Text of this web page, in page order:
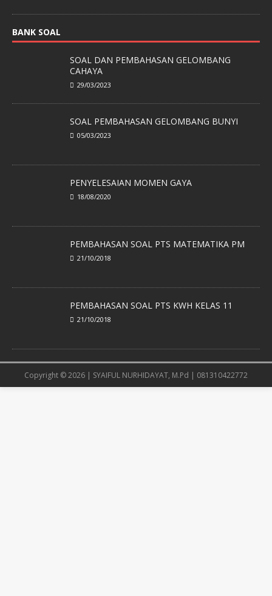
29/03/2023
SOAL PEMBAHASAN GELOMBANG BUNYI
PENYELESAIAN MOMEN GAYA